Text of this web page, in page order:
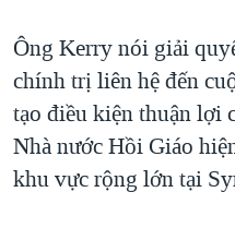
Ông Kerry nói giải
chính trị liên hệ đến
tạo điều kiện thuận lợi
Nhà nước Hồi Giáo
khu vực rộng lớn tại